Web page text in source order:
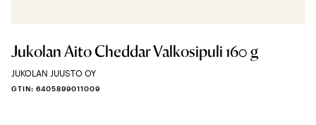
Jukolan Aito Cheddar Valkosipuli 160 g
JUKOLAN JUUSTO OY
GTIN: 6405899011009